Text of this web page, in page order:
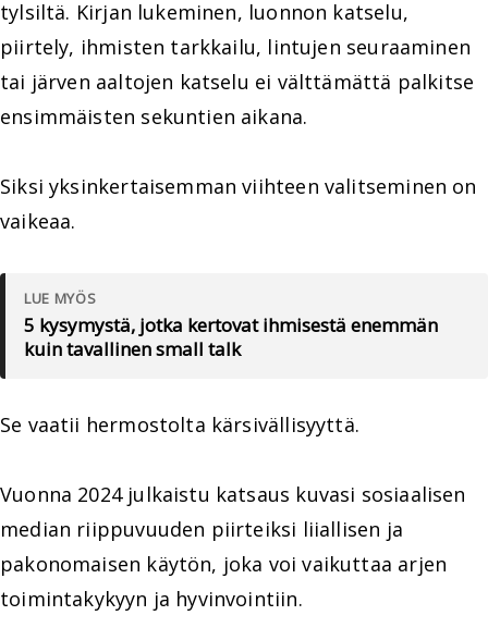
tylsiltä. Kirjan lukeminen, luonnon katselu,
piirtely, ihmisten tarkkailu, lintujen seuraaminen
tai järven aaltojen katselu ei välttämättä palkitse
ensimmäisten sekuntien aikana.
Siksi yksinkertaisemman viihteen valitseminen on
vaikeaa.
LUE MYÖS
5 kysymystä, jotka kertovat ihmisestä enemmän
kuin tavallinen small talk
Se vaatii hermostolta kärsivällisyyttä.
Vuonna 2024 julkaistu katsaus kuvasi sosiaalisen
median riippuvuuden piirteiksi liiallisen ja
pakonomaisen käytön, joka voi vaikuttaa arjen
toimintakykyyn ja hyvinvointiin.